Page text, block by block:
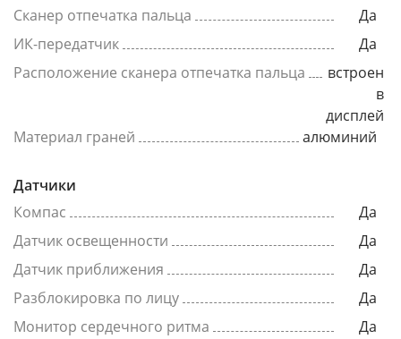
Сканер отпечатка пальца
Да
ИК-передатчик
Да
Расположение сканера отпечатка пальца
встроен
в
дисплей
Материал граней
алюминий
Датчики
Компас
Да
Датчик освещенности
Да
Датчик приближения
Да
Разблокировка по лицу
Да
Монитор сердечного ритма
Да